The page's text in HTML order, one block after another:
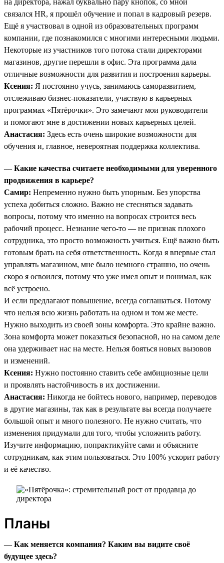
связался HR, я прошёл обучение и попал в кадровый резерв.
Ещё я участвовал в одной из образовательных программ
компании, где познакомился с многими интересными людьми.
Некоторые из участников того потока стали директорами
магазинов, другие перешли в офис. Эта программа дала
отличные возможности для развития и построения карьеры.
Ксения: Я постоянно учусь, занимаюсь саморазвитием,
отслеживаю бизнес-показатели, участвую в карьерных
программах «Пятёрочки». Это замечают мои руководители
и помогают мне в достижении новых карьерных целей.
Анастасия: Здесь есть очень широкие возможности для
обучения и, главное, невероятная поддержка коллектива.
— Какие качества считаете необходимыми для уверенного
продвижения в карьере?
Самир: Непременно нужно быть упорным. Без упорства
успеха добиться сложно. Важно не стесняться задавать
вопросы, потому что именно на вопросах строится весь
рабочий процесс. Незнание чего-то — не признак плохого
сотрудника, это просто возможность учиться. Ещё важно быть
готовым брать на себя ответственность. Когда я впервые стал
управлять магазином, мне было немного страшно, но очень
скоро я освоился, потому что уже имел опыт и понимал, как
всё устроено.
И если предлагают повышение, всегда соглашаться. Потому
что нельзя всю жизнь работать на одном и том же месте.
Нужно выходить из своей зоны комфорта. Это крайне важно.
Зона комфорта может показаться безопасной, но на самом деле
она удерживает нас на месте. Нельзя бояться новых вызовов
и изменений.
Ксения: Нужно постоянно ставить себе амбициозные цели
и проявлять настойчивость в их достижении.
Анастасия: Никогда не бойтесь нового, например, переводов
в другие магазины, так как в результате вы всегда получаете
большой опыт и много полезного. Не нужно считать, что
изменения придумали для того, чтобы усложнить работу.
Изучите информацию, попрактикуйте сами и объясните
сотрудникам, как этим пользоваться. Это 100% ускорит работу
и её качество.
Планы
— Как меняется компания? Каким вы видите своё
будущее здесь?